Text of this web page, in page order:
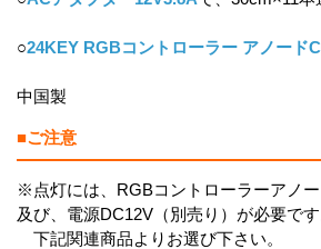
○24KEY RGBコントローラー アノード
中国製
■ご注意
※点灯には、RGBコントローラーアノー
及び、電源DC12V（別売り）が必要です
下記関連商品よりお選び下さい。